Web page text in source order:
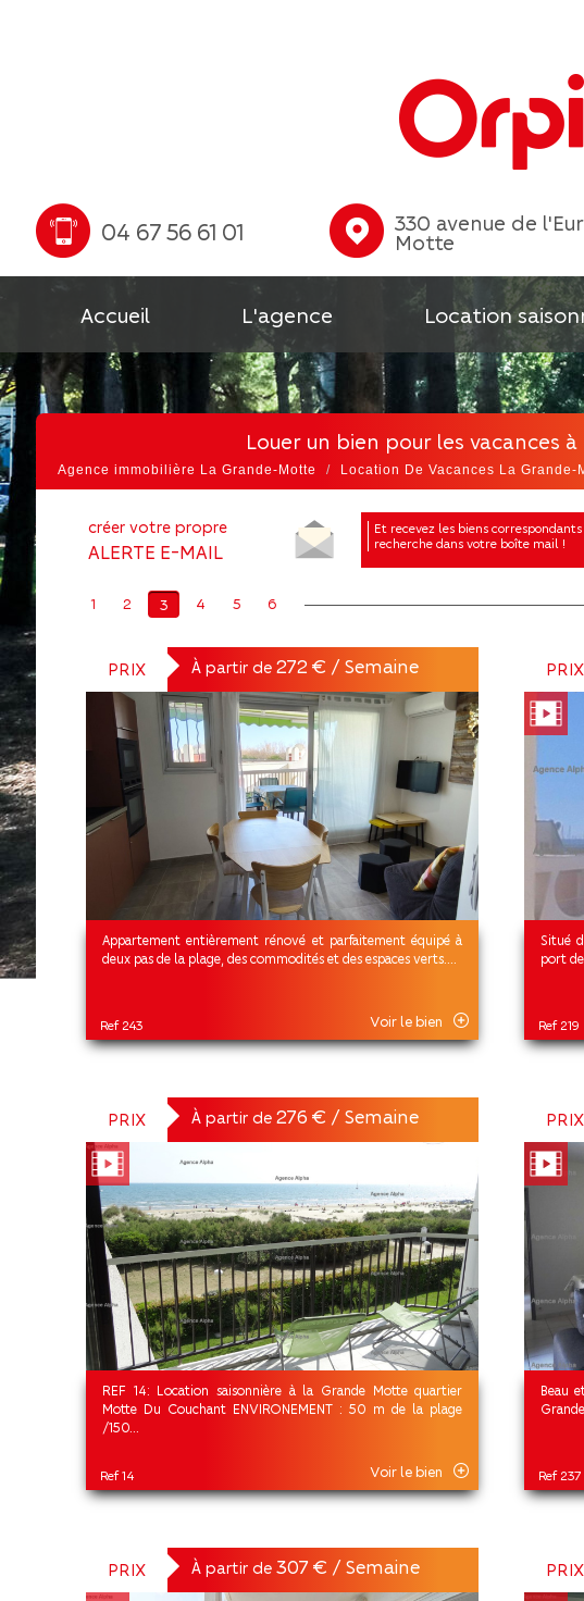
04 67 56 61 01 330 avenue de
Motte
Accueil L'agence Location
Louer un bien pour les vacances
Agence immobilière La Grande-Motte Location De Vacances La Grande-
créer votre propre
ALERTE E-MAIL
et recevez les biens correspondants à votre
recherche dans votre boîte mail !
1 2 3 4 5 6
PRIX À partir de272 € / Semaine
Appartement entièrement rénové et parfaitement équipé à
deux pas de la plage, des commodités et des espaces verts....
Ref 243 Voir le bien
PRIX
Situé
port de
Ref 219
PRIX À partir de276 € / Semaine
REF 14: Location saisonnière à la Grande Motte quartier
Motte Du Couchant ENVIRONEMENT : 50 m de la plage
/150...
Ref 14 Voir le bien
PRIX
Beau
Ref 237
PRIX À partir de307 € / Semaine PRIX